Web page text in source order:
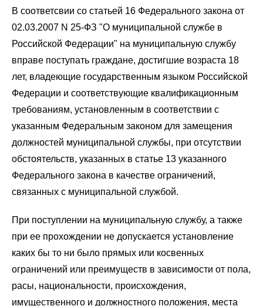
В соответсвии со статьей 16 Федерального закона от
02.03.2007 N 25-ФЗ "О муниципальной службе в
Российской Федерации" на муниципальную службу
вправе поступать граждане, достигшие возраста 18
лет, владеющие государственным языком Российской
Федерации и соответствующие квалификационным
требованиям, установленным в соответствии с
указанным Федеральным законом для замещения
должностей муниципальной службы, при отсутствии
обстоятельств, указанных в статье 13 указанного
Федерального закона в качестве ограничений,
связанных с муниципальной службой.
При поступлении на муниципальную службу, а также
при ее прохождении не допускается установление
каких бы то ни было прямых или косвенных
ограничений или преимуществ в зависимости от пола,
расы, национальности, происхождения,
имущественного и должностного положения, места